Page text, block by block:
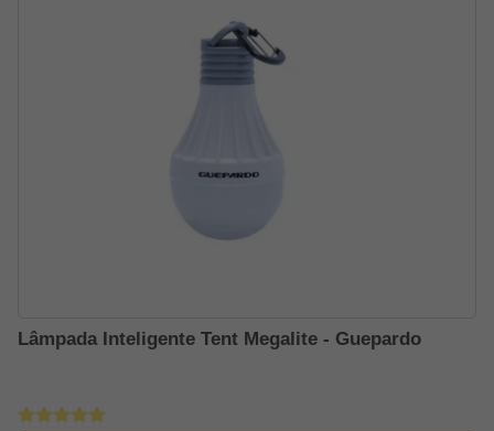
Lâmpada Inteligente Tent Megalite - Guepardo